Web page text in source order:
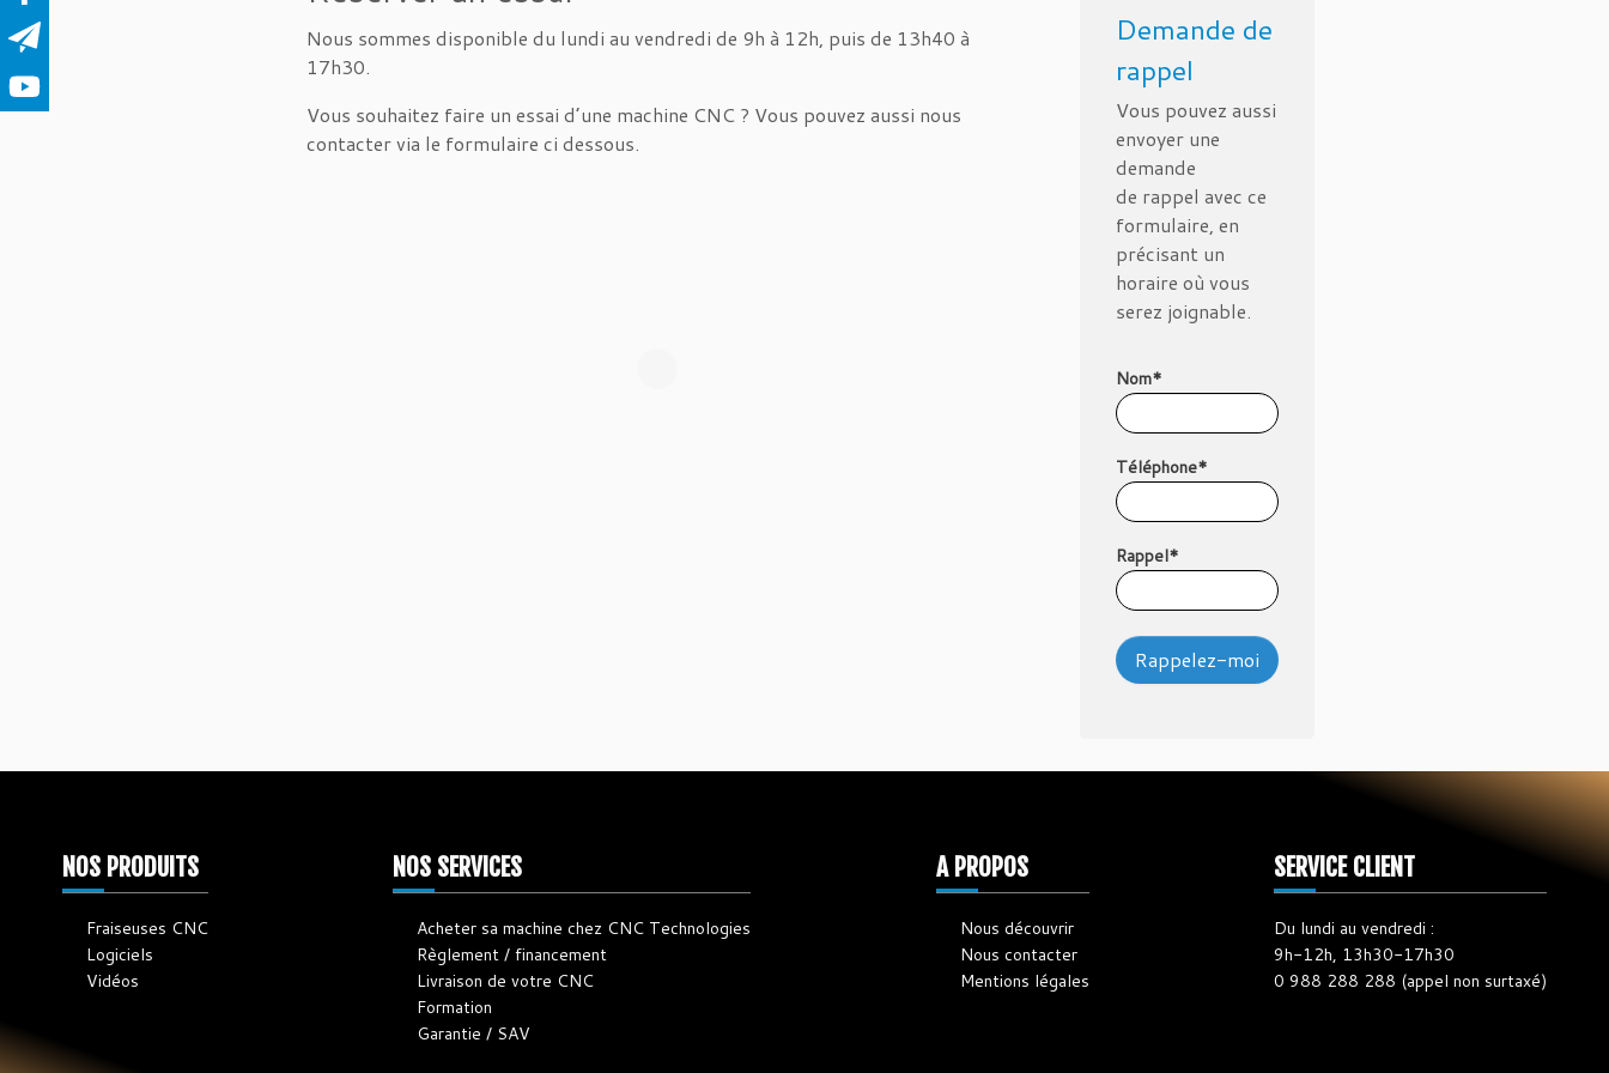
Nous sommes disponible du lundi au vendredi de 9h à 12h, puis de 13h40 à
17h30.
Vous souhaitez faire un essai d’une machine CNC ? Vous pouvez aussi nous
contacter via le formulaire ci dessous.
Demande de
rappel
Vous pouvez aussi
envoyer une
demande
de rappel avec ce
formulaire, en
précisant un
horaire où vous
serez joignable.
Nom*
Téléphone*
Rappel*
NOS PRODUITS
Fraiseuses CNC
Logiciels
Vidéos
NOS SERVICES
Acheter sa machine chez CNC Technologies
Règlement / financement
Livraison de votre CNC
Formation
Garantie / SAV
A PROPOS
Nous découvrir
Nous contacter
Mentions légales
SERVICE CLIENT
Du lundi au vendredi :
9h-12h, 13h30-17h30
0 988 288 288 (appel non surtaxé)